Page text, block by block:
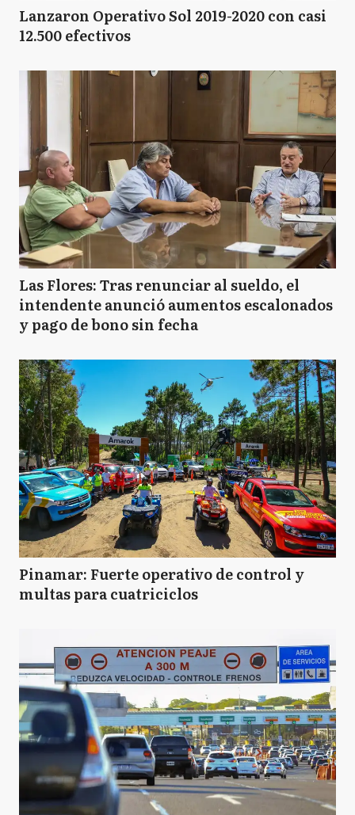
Lanzaron Operativo Sol 2019-2020 con casi
12.500 efectivos
Las Flores: Tras renunciar al sueldo, el
intendente anunció aumentos escalonados
y pago de bono sin fecha
Pinamar: Fuerte operativo de control y
multas para cuatriciclos